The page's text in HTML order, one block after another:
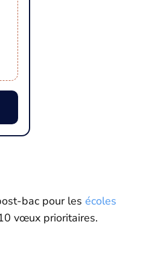
bac pour les écoles
vœux prioritaires.